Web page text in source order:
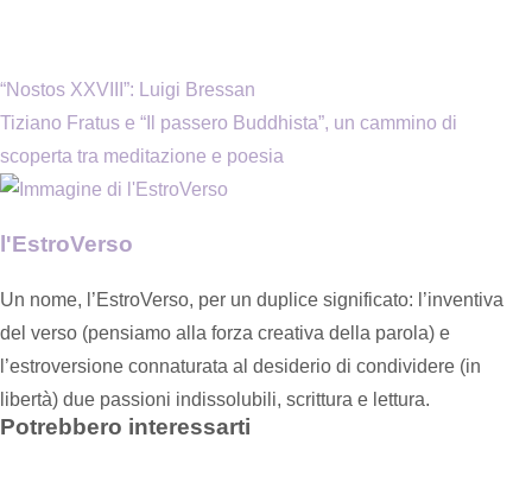
“Nostos XXVIII”: Luigi Bressan
Tiziano Fratus e “Il passero Buddhista”, un cammino di
scoperta tra meditazione e poesia
l'EstroVerso
Un nome, l’EstroVerso, per un duplice significato: l’inventiva
del verso (pensiamo alla forza creativa della parola) e
l’estroversione connaturata al desiderio di condividere (in
libertà) due passioni indissolubili, scrittura e lettura.
Potrebbero interessarti